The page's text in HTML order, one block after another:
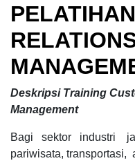
Deskripsi Training
Management
Bagi sektor industri
pariwisata, transportasi,